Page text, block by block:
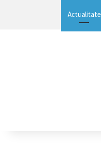
Actualitate